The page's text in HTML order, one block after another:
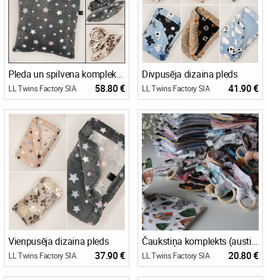
Pleda un spilvena komplekts (vienpusējs dizains)
LL Twins Factory SIA 58.80 €
Divpusēja dizaina pleds
LL Twins Factory SIA 41.90 €
Vienpusēja dizaina pleds
LL Twins Factory SIA 37.90 €
Čaukstiņa komplekts (austiņas un kvadrātiņš)
LL Twins Factory SIA 20.80 €